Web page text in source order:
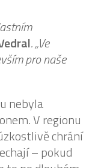
. „Ve
pro naše
nebyla
V regionu
chrání
– pokud